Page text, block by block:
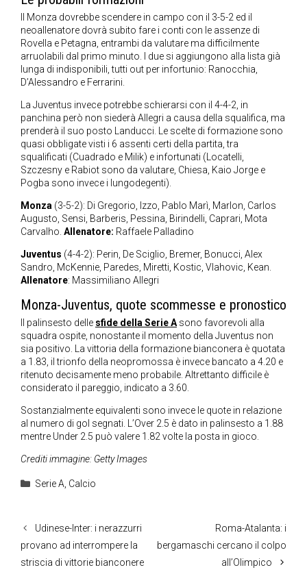
Il Monza dovrebbe scendere in campo con il 3-5-2 ed il
neoallenatore dovrà subito fare i conti con le assenze di
Rovella e Petagna, entrambi da valutare ma difficilmente
arruolabili dal primo minuto. I due si aggiungono alla lista già
lunga di indisponibili, tutti out per infortunio: Ranocchia,
D’Alessandro e Ferrarini.
La Juventus invece potrebbe schierarsi con il 4-4-2, in
panchina però non siederà Allegri a causa della squalifica, ma
prenderà il suo posto Landucci. Le scelte di formazione sono
quasi obbligate visti i 6 assenti certi della partita, tra
squalificati (Cuadrado e Milik) e infortunati (Locatelli,
Szczesny e Rabiot sono da valutare, Chiesa, Kaio Jorge e
Pogba sono invece i lungodegenti).
Monza (3-5-2): Di Gregorio, Izzo, Pablo Marì, Marlon, Carlos
Augusto, Sensi, Barberis, Pessina, Birindelli, Caprari, Mota
Carvalho. Allenatore: Raffaele Palladino
Juventus (4-4-2): Perin, De Sciglio, Bremer, Bonucci, Alex
Sandro, McKennie, Paredes, Miretti, Kostic, Vlahovic, Kean.
Allenatore: Massimiliano Allegri
Monza-Juventus, quote scommesse e pronostico
Il palinsesto delle sfide della Serie Asono favorevoli alla
squadra ospite, nonostante il momento della Juventus non
sia positivo. La vittoria della formazione bianconera è quotata
a 1.83, il trionfo della neopromossa è invece bancato a 4.20 e
ritenuto decisamente meno probabile. Altrettanto difficile è
considerato il pareggio, indicato a 3.60.
Sostanzialmente equivalenti sono invece le quote in relazione
al numero di gol segnati. L’Over 2.5 è dato in palinsesto a 1.88
mentre Under 2.5 può valere 1.82 volte la posta in gioco.
Crediti immagine: Getty Images
Categorie
Serie A, Calcio
Udinese-Inter: i nerazzurri
provano ad interrompere la
striscia di vittorie bianconere
Roma-Atalanta: i
bergamaschi cercano il colpo
all’Olimpico